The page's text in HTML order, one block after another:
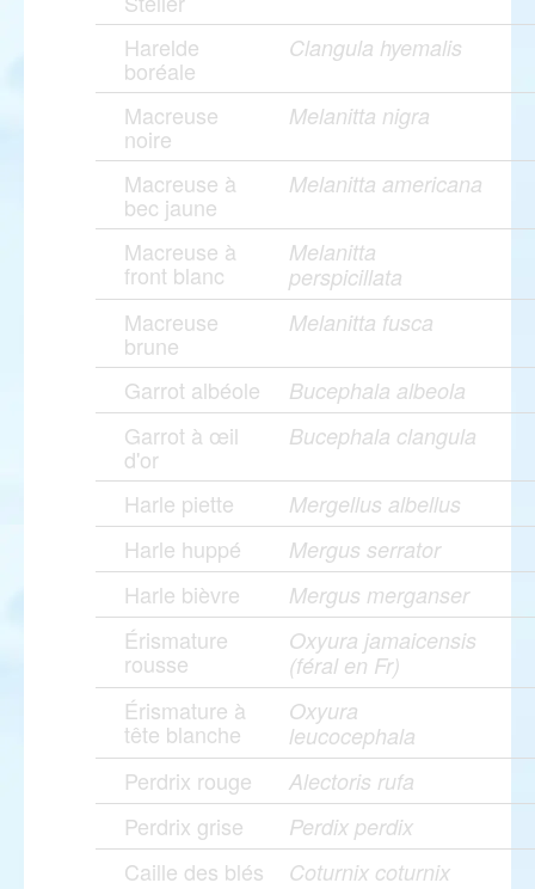
Harelde
boréale
Clangula hyemalis
Macreuse
noire
Melanitta nigra
Macreuse à
bec jaune
Melanitta americana
Macreuse à
front blanc
Melanitta
perspicillata
Macreuse
brune
Melanitta fusca
Garrot albéole Bucephala albeola
Garrot à œil
d'or
Bucephala clangula
Harle piette Mergellus albellus
Harle huppé Mergus serrator
Harle bièvre Mergus merganser
Érismature
rousse
Oxyura jamaicensis
(féral en Fr)
Érismature à
tête blanche
Oxyura
leucocephala
Perdrix rouge Alectoris rufa
Perdrix grise Perdix perdix
Caille des blés Coturnix coturnix